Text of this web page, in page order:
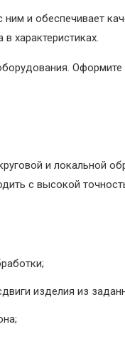
и обеспечивает
характеристиках.
Оформите
и локальной
с высокой
изделия из